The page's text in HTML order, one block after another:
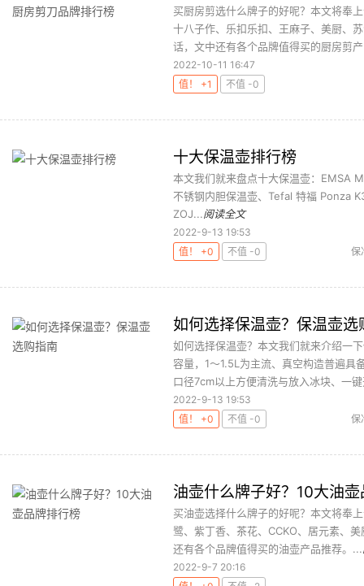
买厨房剪选什么牌子的好呢？本文将奉
十八子作、乐扣乐扣、王麻子、美厨、
话，文中还有各个品牌值得买的厨房剪
2022-10-11 16:47
值！ +1
不值 -0
十大保温壶排行榜
本文我们就来盘点十大保温壶：EMSA
不锈钢内胆保温壶、Tefal 特福 Ponza
ZOJ...阅读全文
2022-9-13 19:53
值！ +0
不值 -0 保
如何选择保温壶？保温壶选
如何选择保温壶？本文我们就来介绍一
容量，1～1.5L为主流、真空构造普遍具
口径7cm以上方便清洗与放入冰块、一
2022-9-13 19:53
值！ +0
不值 -0 保
油壶什么牌子好？10大油
买油壶选择什么牌子的好呢？本文将奉
鹭、紫丁香、茶花、CCKO、居元素、
还有各个品牌值得买的油壶产品推荐。...
2022-9-7 20:16